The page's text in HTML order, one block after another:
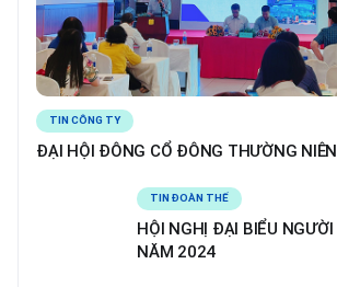
TIN CÔNG TY
ĐẠI HỘI ĐÔNG CỔ ĐÔNG THƯỜNG
TIN ĐOÀN THỂ
HỘI NGHỊ ĐẠI BIỂU
NĂM 2024